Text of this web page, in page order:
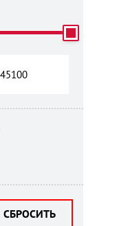
СБРОСИТЬ